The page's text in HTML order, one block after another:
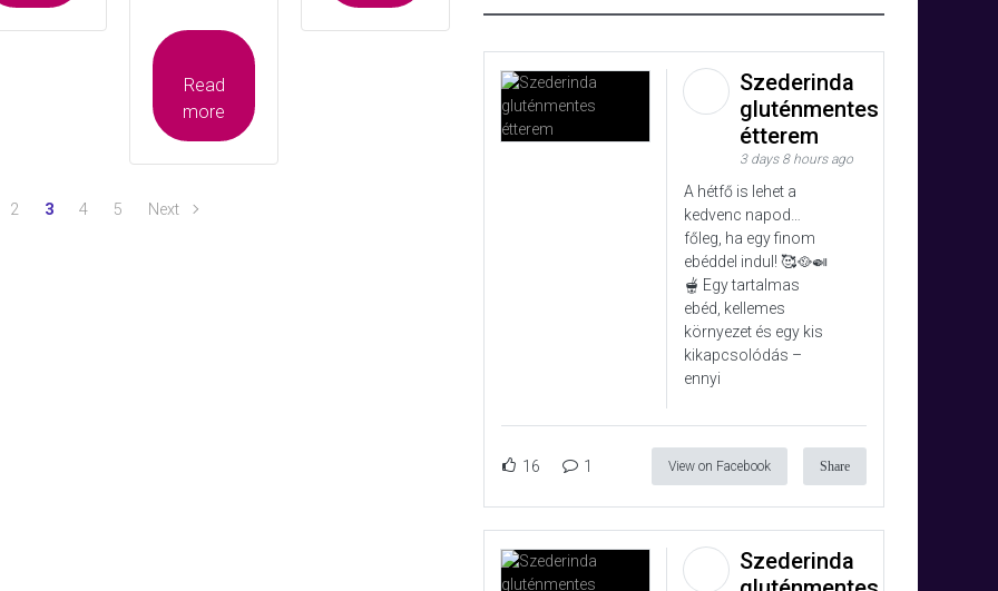
Read
more
2 3 4 5 Next
Szederinda
gluténmentes
étterem
3 days 8 hours ago
A hétfő is lehet a
kedvenc napod…
főleg, ha egy finom
ebéddel indul! 🥰🥘🍛
🫕 Egy tartalmas
ebéd, kellemes
környezet és egy kis
kikapcsolódás –
ennyi
16 1 View on Facebook Share
Szederinda